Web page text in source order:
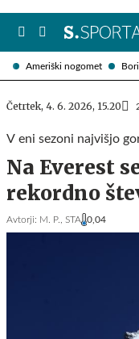
Ameriški nogomet
Četrtek, 4. 6. 2026, 15.20
V eni sezoni najvišjo
Na Everest
rekordno
Avtorji: M. P., STA 0,04